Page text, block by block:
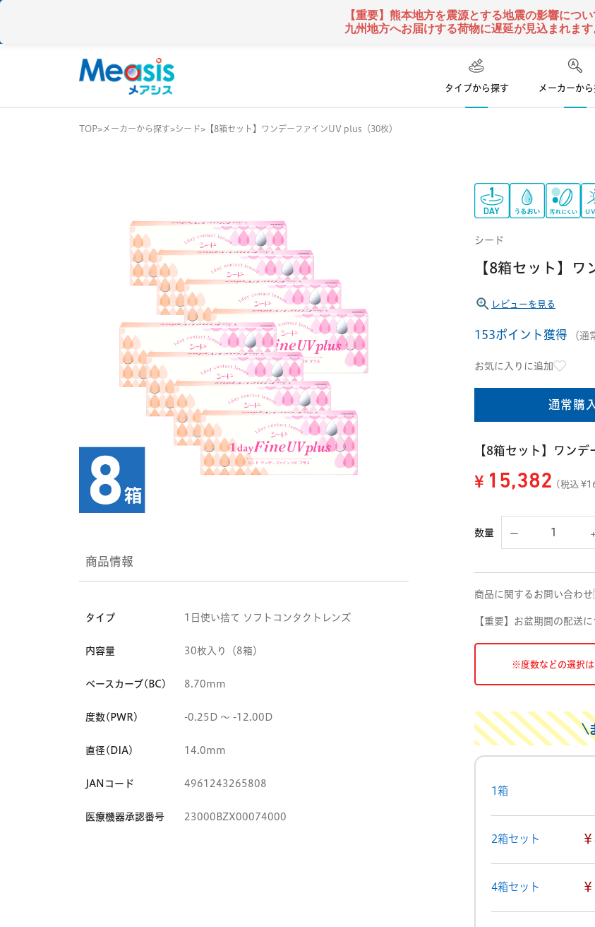
【重要】熊本地方を震源とする地震の影響につい
九州地方へお届けする荷物に遅延が見込まれます
タイプから探す メーカーか
2WEEK / 2週間 使い捨て
1MONTH / 1ヶ月 使い捨て
ソフト コンタクトレ
日本アルコン
メニコン アイレ
TOP メーカーから探す シード 【8箱セット】ワンデーファインUV plus（30枚）
商品情報
タイプ 1日使い捨て ソフトコンタクトレンズ
内容量 30枚入り（8箱）
ベースカーブ(BC) 8.70mm
度数(PWR) -0.25D 〜 -12.00D
直径(DIA) 14.0mm
JANコード 4961243265808
医療機器承認番号 23000BZX00074000
シード
【8箱セット】
レビューを見る
153ポイント獲得 （通
お気に入りに追加
通常購
【8箱セット】ワン
¥ 15,382 (税込 ¥
数量
商品に関するお問い合わせ
【重要】お盆期間の配送
※度数などの選択は
1箱
2箱セット
4箱セット